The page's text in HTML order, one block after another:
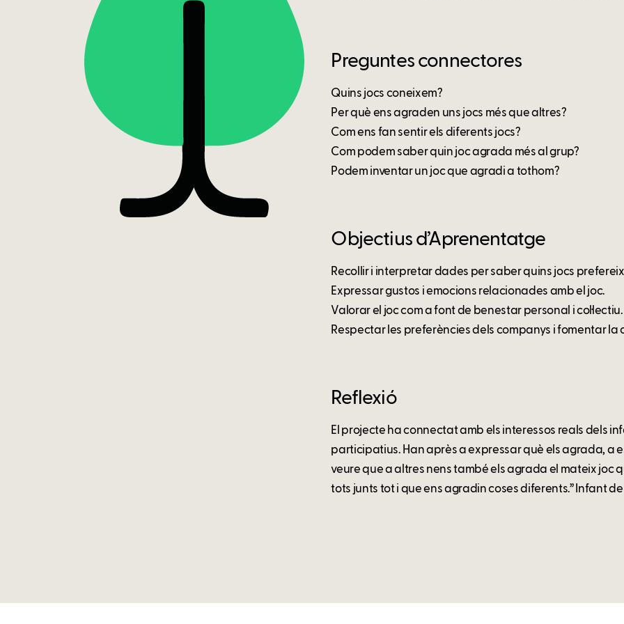
Preguntes connectores
Quins jocs coneixem?
Per què ens agraden uns jocs més que altres?
Com ens fan sentir els diferents jocs?
Com podem saber quin joc agrada més al grup?
Podem inventar un joc que agradi a tothom?
Objectius d’Aprenentatge
Recollir i interpretar dades per saber quins jocs
Expressar gustos i emocions relacionades amb el joc.
Valorar el joc com a font de benestar personal i col·lectiu.
Respectar les preferències dels companys i fomentar la
Reflexió
El projecte ha connectat amb els interessos reals dels
participatius. Han après a expressar què els agrada, a
veure que a altres nens també els agrada el mateix joc
tots junts tot i que ens agradin coses diferents.” Infant de